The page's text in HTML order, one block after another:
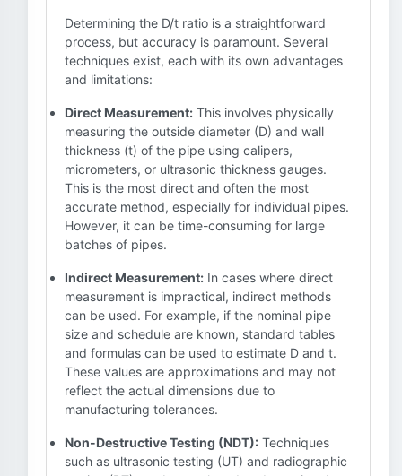
Determining the D/t ratio is a straightforward
process, but accuracy is paramount. Several
techniques exist, each with its own advantages
and limitations:
Direct Measurement: This involves physically
measuring the outside diameter (D) and wall
thickness (t) of the pipe using calipers,
micrometers, or ultrasonic thickness gauges.
This is the most direct and often the most
accurate method, especially for individual pipes.
However, it can be time-consuming for large
batches of pipes.
Indirect Measurement: In cases where direct
measurement is impractical, indirect methods
can be used. For example, if the nominal pipe
size and schedule are known, standard tables
and formulas can be used to estimate D and t.
These values are approximations and may not
reflect the actual dimensions due to
manufacturing tolerances.
Non-Destructive Testing (NDT): Techniques
such as ultrasonic testing (UT) and radiographic